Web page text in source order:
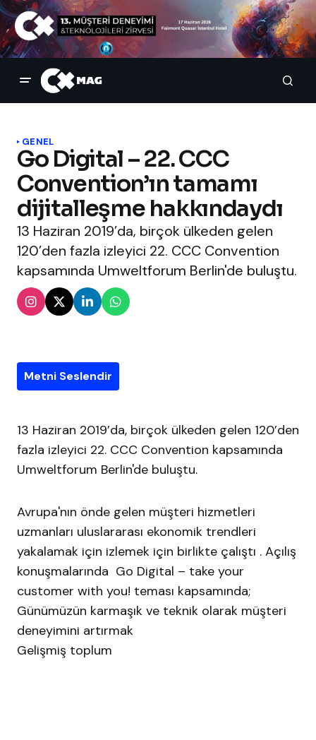
GENEL
Go Digital – 22. CCC
Convention’ın tamamı
dijitalleşme hakkındaydı
13 Haziran 2019’da, birçok ülkeden gelen
120’den fazla izleyici 22. CCC Convention
kapsamında Umweltforum Berlin'de buluştu.
Metni Seslendir
13 Haziran 2019’da, birçok ülkeden gelen 120’den
fazla izleyici 22. CCC Convention kapsamında
Umweltforum Berlin'de buluştu.
Avrupa'nın önde gelen müşteri hizmetleri
uzmanları uluslararası ekonomik trendleri
yakalamak için izlemek için birlikte çalıştı . Açılış
konuşmalarında Go Digital – take your
customer with you! teması kapsamında;
Günümüzün karmaşık ve teknik olarak müşteri
deneyimini artırmak
Gelişmiş toplum